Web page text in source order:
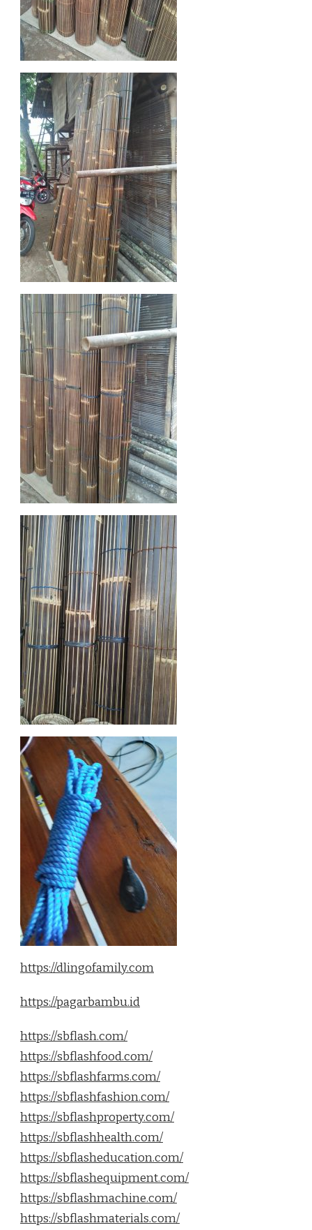
https://dlingofamily.com
https://pagarbambu.id
https://sbflash.com/
https://sbflashfood.com/
https://sbflashfarms.com/
https://sbflashfashion.com/
https://sbflashproperty.com/
https://sbflashhealth.com/
https://sbflasheducation.com/
https://sbflashequipment.com/
https://sbflashmachine.com/
https://sbflashmaterials.com/